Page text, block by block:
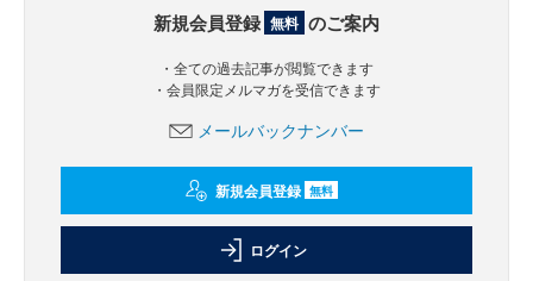
新規会員登録 無料 のご案内
・全ての過去記事が閲覧できます
・会員限定メルマガを受信できます
メールバックナンバー
新規会員登録 無料
ログイン